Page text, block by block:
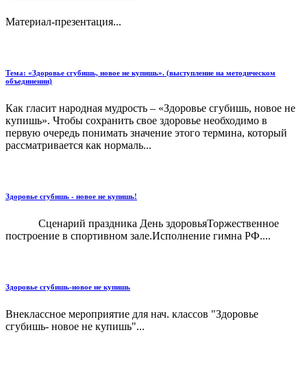
Материал-презентация...
Тема: «Здоровье сгубишь, новое не купишь». (выступление на методическом
объединении)
Как гласит народная мудрость – «Здоровье сгубишь, новое не
купишь». Чтобы сохранить свое здоровье необходимо в
первую очередь понимать значение этого термина, который
рассматривается как нормаль...
Здоровье сгубишь - новое не купишь!
Сценарий праздника День здоровьяТоржественное
построение в спортивном зале.Исполнение гимна РФ....
Здоровье сгубишь-новое не купишь
Внеклассное мероприятие для нач. классов "Здоровье
сгубишь- новое не купишь"...